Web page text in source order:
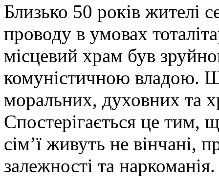
Близько 50 років жителі
проводу в умовах
місцевий храм був
комуністичною владою.
моральних, духовних та
Спостерігається це тим,
сім’ї живуть не вінчані,
залежності та наркоманія.